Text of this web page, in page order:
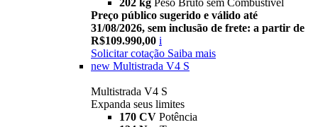
202 kg Peso Bruto sem Combustível
Preço público sugerido e válido até
31/08/2026, sem inclusão de frete: a partir de
R$109.990,00 i
Solicitar cotação Saiba mais
new Multistrada V4 S
Multistrada V4 S
Expanda seus limites
170 CV Potência